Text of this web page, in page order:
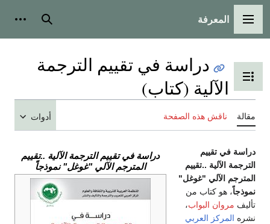
القائمة الرئيسية
المعرفة بحث
تبديل عرض جدول المحتويات
دراسة في تقييم الترجمة
الآلية (كتاب)
مقالة ناقش هذه الصفحة أدوات
دراسة في تقييم الترجمة الآلية ..تقييم
المترجم الآلي "غوغل" نموذجاً
دراسة في تقييم
الترجمة الآلية ..تقييم
المترجم الآلي "غوغل"
نموذجاً، هو كتاب من
تأليف مروان البواب،
نشره المركز العربي